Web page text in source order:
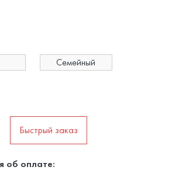
Семейный
Быстрый заказ
об оплате: